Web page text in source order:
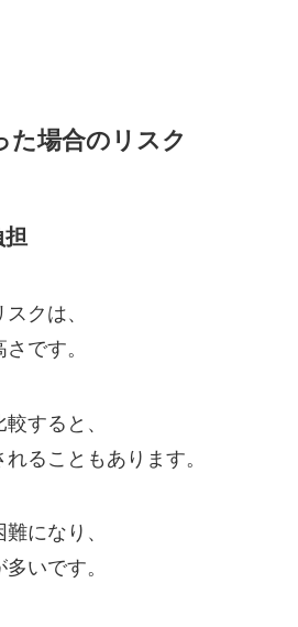
た場合のリスク
クは、
です。
すると、
ることもあります。
になり、
いです。